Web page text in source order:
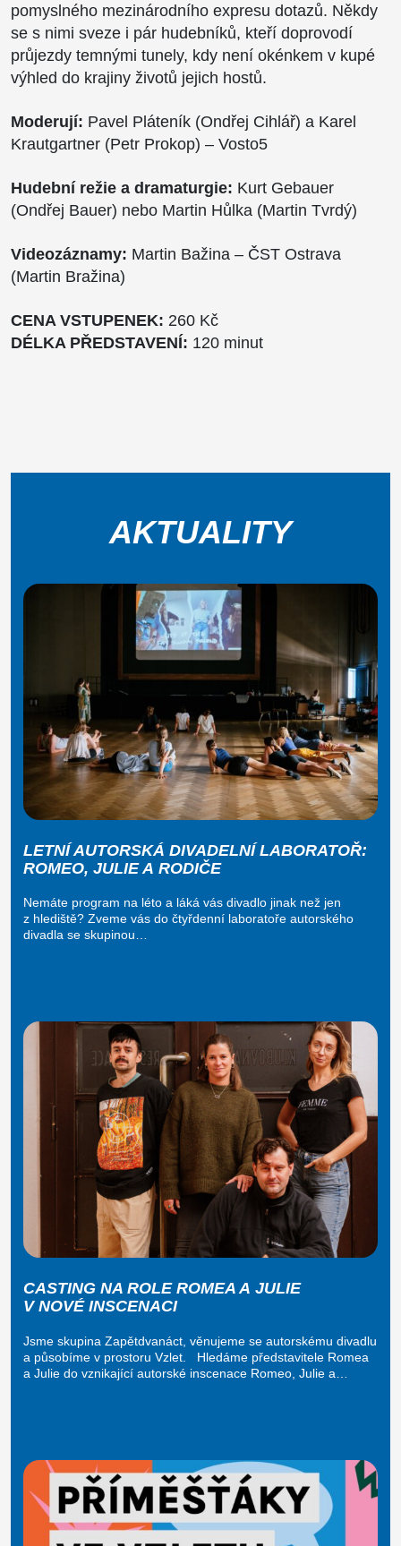
pomyslného mezinárodního expresu dotazů. Někdy
se s nimi sveze i pár hudebníků, kteří doprovodí
průjezdy temnými tunely, kdy není okénkem v kupé
výhled do krajiny životů jejich hostů.
Moderují: Pavel Pláteník (Ondřej Cihlář) a Karel
Krautgartner (Petr Prokop) – Vosto5
Hudební režie a dramaturgie: Kurt Gebauer
(Ondřej Bauer) nebo Martin Hůlka (Martin Tvrdý)
Videozáznamy: Martin Bažina – ČST Ostrava
(Martin Bražina)
CENA VSTUPENEK: 260 Kč
DÉLKA PŘEDSTAVENÍ: 120 minut
AKTUALITY
LETNÍ AUTORSKÁ DIVADELNÍ LABORATOŘ:
ROMEO, JULIE A RODIČE
Nemáte program na léto a láká vás divadlo jinak než jen
z hlediště? Zveme vás do čtyřdenní laboratoře autorského
divadla se skupinou…
CASTING NA ROLE ROMEA A JULIE
V NOVÉ INSCENACI
Jsme skupina Zapětdvanáct, věnujeme se autorskému divadlu
a působíme v prostoru Vzlet. Hledáme představitele Romea
a Julie do vznikající autorské inscenace Romeo, Julie a…